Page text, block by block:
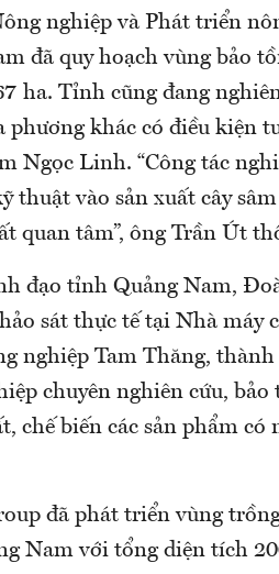
nghiệp và Phát triển
đã quy hoạch vùng bảo
ha. Tỉnh cũng đang
khác có điều kiện
Ngọc Linh. “Công tác
thuật vào sản xuất cây
quan tâm”, ông Trần Út
đạo tỉnh Quảng Nam,
sát thực tế tại Nhà máy
nghiệp Tam Thăng,
chuyên nghiên cứu,
chế biến các sản phẩm có
đã phát triển vùng
Nam với tổng diện tích